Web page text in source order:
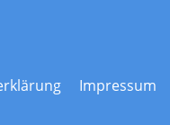
Impressum